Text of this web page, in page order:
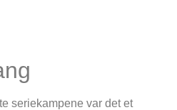
seriekampene var det et